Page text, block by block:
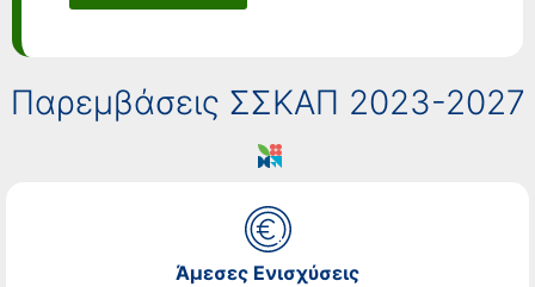
Παρεμβάσεις ΣΣΚΑΠ 2023-2027
Άμεσες Ενισχύσεις